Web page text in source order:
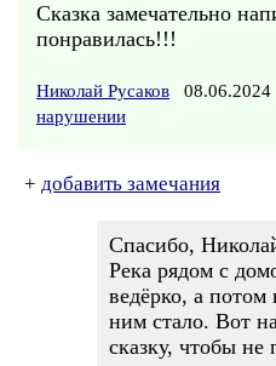
Сказка замечательно
понравилась!!!
Николай Русаков
нарушении
+ добавить замечания
Спасибо,
Река рядом с
ведёрко, а
ним стало. Вот
сказку, чтобы не